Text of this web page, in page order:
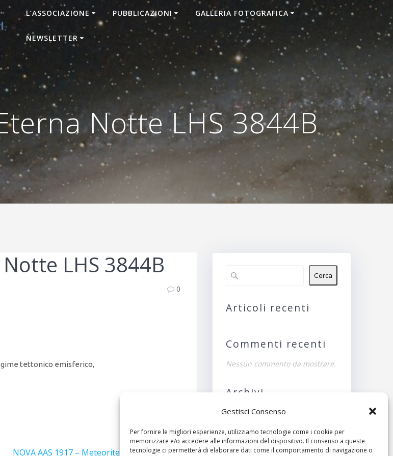
Gestisci Consenso
Per fornire le migliori esperienze, utilizziamo tecnologie come i cookie per
memorizzare e/o accedere alle informazioni del dispositivo. Il consenso a queste
tecnologie ci permetterà di elaborare dati come il comportamento di navigazione o
L’ASSOCIAZIONE PUBBLICAZIONI GALLERIA FOTOGRAFICA
NEWSLETTER
Notte LHS 3844B
LHS 3844B
0
tettonico emisferico,
Successivo:
Articolo
NOVA AAS 1917 – Meteorite del 28 Febbraio
Cerca
Articoli recenti
Commenti recenti
Nessun commento da mostrare.
Archivi
Nessun archivio da
Categorie